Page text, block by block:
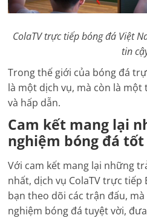
ColaTV trực tiếp bóng đá Việt
tin
Trong thế giới của bóng đá
là một dịch vụ, mà còn là một
và hấp dẫn.
Cam kết mang lại
nghiệm bóng đá
Với cam kết mang lại những
nhất, dịch vụ ColaTV trực tiếp
bạn theo dõi các trận đấu,
nghiệm bóng đá tuyệt vời,